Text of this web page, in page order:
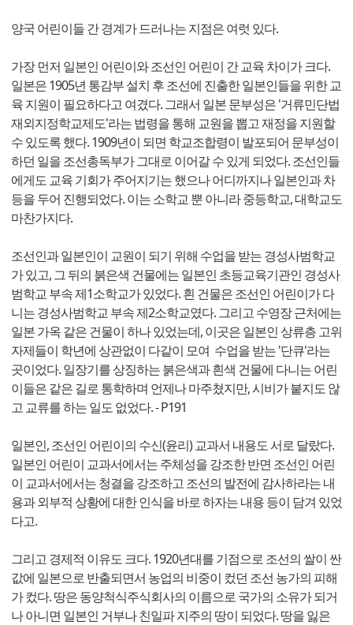
양국 어린이들 간 경계가 드러나는 지점은 여럿 있다.
가장 먼저 일본인 어린이와 조선인 어린이 간 교육 차이가 크다.
일본은 1905년 통감부 설치 후 조선에 진출한 일본인들을 위한 교
육 지원이 필요하다고 여겼다. 그래서 일본 문부성은 '거류민단법
재외지정학교제도'라는 법령을 통해 교원을 뽑고 재정을 지원할
수 있도록 했다. 1909년이 되면 학교조합령이 발포되어 문부성이
하던 일을 조선총독부가 그대로 이어갈 수 있게 되었다. 조선인들
에게도 교육 기회가 주어지기는 했으나 어디까지나 일본인과 차
등을 두어 진행되었다. 이는 소학교 뿐 아니라 중등학교, 대학교도
마찬가지다.
조선인과 일본인이 교원이 되기 위해 수업을 받는 경성사범학교
가 있고, 그 뒤의 붉은색 건물에는 일본인 초등교육기관인 경성사
범학교 부속 제1소학교가 있었다. 흰 건물은 조선인 어린이가 다
니는 경성사범학교 부속 제2소학교였다. 그리고 수영장 근처에는
일본 가옥 같은 건물이 하나 있었는데, 이곳은 일본인 상류층 고위
자제들이 학년에 상관없이 다같이 모여 수업을 받는 '단큐'라는
곳이었다. 일장기를 상징하는 붉은색과 흰색 건물에 다니는 어린
이들은 같은 길로 통학하며 언제나 마주쳤지만, 시비가 붙지도 않
고 교류를 하는 일도 없었다. - P191
일본인, 조선인 어린이의 수신(윤리) 교과서 내용도 서로 달랐다.
일본인 어린이 교과서에서는 주체성을 강조한 반면 조선인 어린
이 교과서에서는 청결을 강조하고 조선의 발전에 감사하라는 내
용과 외부적 상황에 대한 인식을 바로 하자는 내용 등이 담겨 있었
다고.
그리고 경제적 이유도 크다. 1920년대를 기점으로 조선의 쌀이 싼
값에 일본으로 반출되면서 농업의 비중이 컸던 조선 농가의 피해
가 컸다. 땅은 동양척식주식회사의 이름으로 국가의 소유가 되거
나 아니면 일본인 거부나 친일파 지주의 땅이 되었다. 땅을 잃은